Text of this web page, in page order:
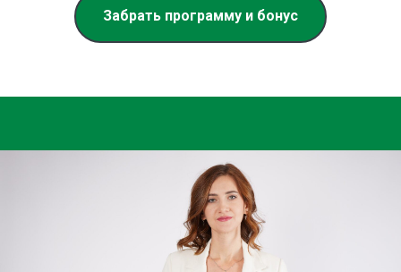
Забрать программу и бонус